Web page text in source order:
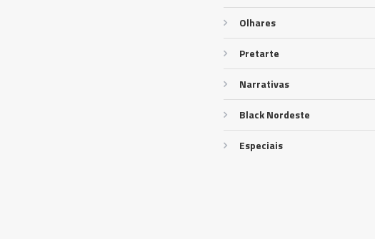
Olhares
Pretarte
Narrativas
Black Nordeste
Especiais